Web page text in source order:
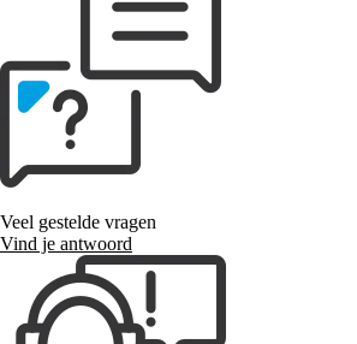
Veel gestelde vragen
Vind je antwoord